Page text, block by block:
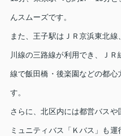
んスムーズです。
また、王子駅はＪＲ京浜東北
川線の三路線が利用でき、Ｊ
線で飯田橋・後楽園などの都
す。
さらに、北区内には都営バス
ミュニティバス「Ｋバス」も